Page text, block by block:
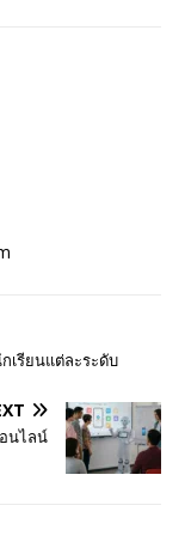
เรียนแต่ละระดับ
นไลน์